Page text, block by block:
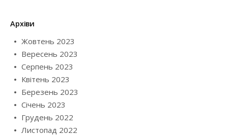
Архіви
Жовтень 2023
Вересень 2023
Серпень 2023
Квітень 2023
Березень 2023
Січень 2023
Грудень 2022
Листопад 2022